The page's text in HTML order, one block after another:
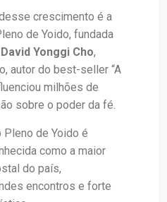
crescimento é a
de Yoido, fundada
David Yonggi Cho,
autor do best-seller “A
milhões de
sobre o poder da fé.
Pleno de Yoido é
como a maior
do país,
encontros e forte